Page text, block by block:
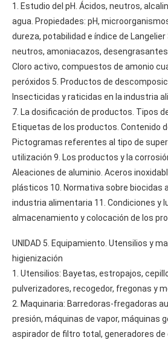
1. Estudio del pH. Ácidos, neutros,
agua. Propiedades: pH,
dureza, potabilidad e índice de
neutros, amoniacazos,
Cloro activo, compuestos de amonio
peróxidos 5. Productos de
Insecticidas y raticidas en la industria
7. La dosificación de productos. Tipos
Etiquetas de los productos. Contenido
Pictogramas referentes al tipo de
utilización 9. Los productos y la
Aleaciones de aluminio. Aceros
plásticos 10. Normativa sobre biocidas
industria alimentaria 11. Condiciones y
almacenamiento y colocación de los
UNIDAD 5. Equipamiento. Utensilios y
higienización
1. Utensilios: Bayetas, estropajos,
pulverizadores, recogedor, fregonas y
2. Maquinaria: Barredoras-fregadoras
presión, máquinas de vapor, máquinas
aspirador de filtro total, generadores de